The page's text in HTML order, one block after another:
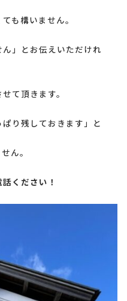
も構いません。
ん」とお伝えいただけれ
て頂きます。
り残しておきます」と
ん。
ください！